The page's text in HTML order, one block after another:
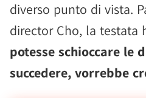
diverso punto di vista.
director Cho, la testata
potesse schioccare le
succedere, vorrebbe